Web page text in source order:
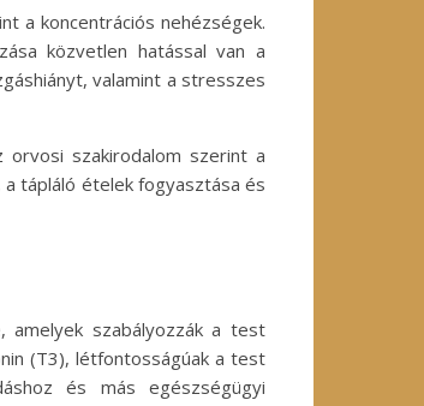
a koncentrációs nehézségek.
közvetlen hatással van a
valamint a stresszes
orvosi szakirodalom szerint a
tápláló ételek fogyasztása és
amelyek szabályozzák a test
(T3), létfontosságúak a test
és más egészségügyi